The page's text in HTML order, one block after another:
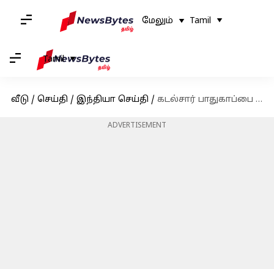
மேலும் Tamil
Tamil
வீடு / செய்தி / இந்தியா செய்தி / கடல்சார் பாதுகாப்பை வலுப்படுத்த, உள்நாட்டிலேயே தயாரிக்கப்பட்ட 2 போர்க்கப்பல்களை இறக்கும் இந்திய கடற்படை
ADVERTISEMENT